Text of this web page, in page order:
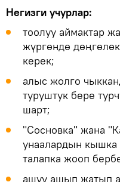
Негизги учурлар:
тоолуу аймактар
жүргөндө
керек;
алыс жолго
туруштук бере
шарт;
"Сосновка" жана
унаалардын
талапка жооп
ашуу ашып жатып